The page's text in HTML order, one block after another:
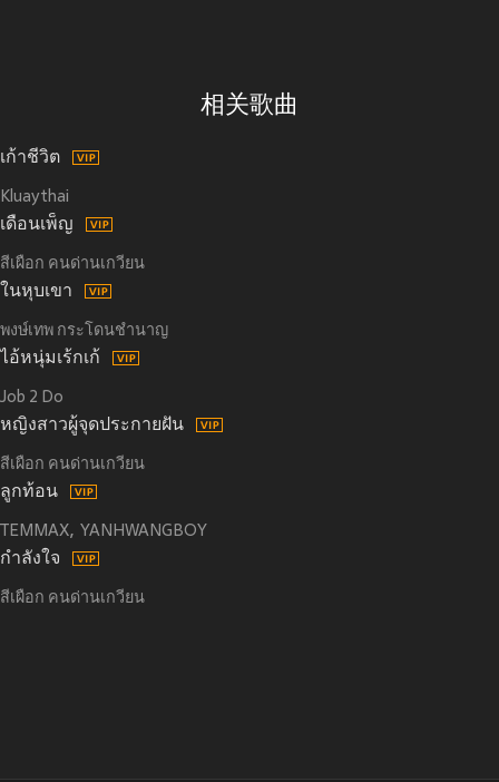
相关歌曲
เก้าชีวิต
Kluaythai
เดือนเพ็ญ
สีเผือก คนด่านเกวียน
ในหุบเขา
พงษ์เทพ กระโดนชำนาญ
ไอ้หนุ่มเร้กเก้
Job 2 Do
หญิงสาวผู้จุดประกายฝัน
สีเผือก คนด่านเกวียน
ลูกท้อน
TEMMAX YANHWANGBOY
กำลังใจ
สีเผือก คนด่านเกวียน